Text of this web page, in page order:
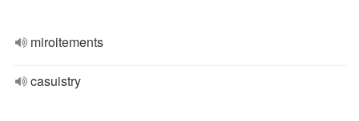
miroitements
casuistry